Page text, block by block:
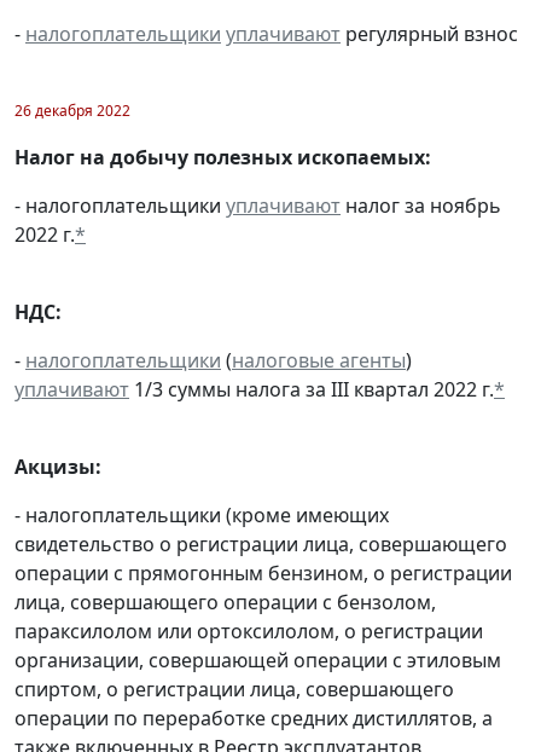
- налогоплательщики уплачивают регулярный взнос
26 декабря 2022
Налог на добычу полезных ископаемых:
- налогоплательщики уплачивают налог за ноябрь
2022 г.*
НДС:
- налогоплательщики (налоговые агенты)
уплачивают 1/3 суммы налога за III квартал 2022 г.*
Акцизы:
- налогоплательщики (кроме имеющих
свидетельство о регистрации лица, совершающего
операции с прямогонным бензином, о регистрации
лица, совершающего операции с бензолом,
параксилолом или ортоксилолом, о регистрации
организации, совершающей операции с этиловым
спиртом, о регистрации лица, совершающего
операции по переработке средних дистиллятов, а